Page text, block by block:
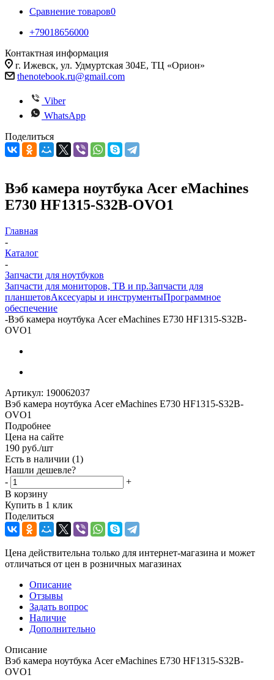
Сравнение товаров0
+79018656000
Контактная информация
г. Ижевск, ул. Удмуртская 304Е, ТЦ «Орион»
thenotebook.ru@gmail.com
Viber
WhatsApp
Поделиться
Вэб камера ноутбука Acer eMachines
E730 HF1315-S32B-OVO1
Главная
-
Каталог
-
Запчасти для ноутбуков
Запчасти для мониторов, ТВ и пр.Запчасти для
планшетовАксесуары и инструментыПрограммное
обеспечение
-Вэб камера ноутбука Acer eMachines E730 HF1315-S32B-
OVO1
Артикул: 190062037
Вэб камера ноутбука Acer eMachines E730 HF1315-S32B-
OVO1
Подробнее
Цена на сайте
190 руб./шт
Есть в наличии (1)
Нашли дешевле?
-
+
В корзину
Купить в 1 клик
Поделиться
Цена действительна только для интернет-магазина и может
отличаться от цен в розничных магазинах
Описание
Отзывы
Задать вопрос
Наличие
Дополнительно
Описание
Вэб камера ноутбука Acer eMachines E730 HF1315-S32B-
OVO1